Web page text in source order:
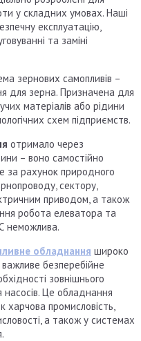
у складних умовах. Наші
експлуатацію,
та заміні
зернових самопливів –
для зерна. Призначена для
матеріалів або рідини
схем підприємств.
отримало через
– воно самостійно
за рахунок природного
сектору,
приводом, а також
робота елеватора та
неможлива.
обладнання широко
безперебійне
зовнішнього
насосів. Це обладнання
харчова промисловість,
а також у системах